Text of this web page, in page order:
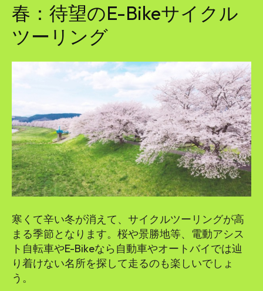
春：待望のE-Bikeサイクル
ツーリング
寒くて辛い冬が消えて、サイクルツーリングが高
まる季節となります。桜や景勝地等、電動アシス
ト自転車やE-Bikeなら自動車やオートバイでは辿
り着けない名所を探して走るのも楽しいでしょ
う。